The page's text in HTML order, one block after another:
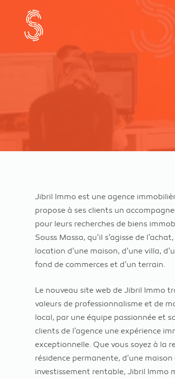
Jibril Immo est une agence
propose à ses clients un
pour leurs recherches de biens
Souss Massa, qu’il s’agisse de
location d’une maison, d’une villa,
fond de commerces et d’un terrain.
Le nouveau site web de Jibril Immo
valeurs de professionnalisme et de
local, par une équipe passionnée et
clients de l’agence une expérience
exceptionnelle. Que vous soyez à la
résidence permanente, d’une maison
investissement rentable, Jibril Immo